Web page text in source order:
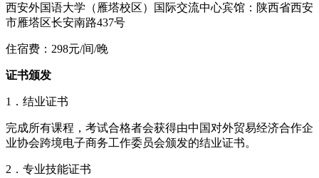
西安外国语大学（雁塔校区）国际交流中心宾馆：陕西省西安
市雁塔区长安南路437号
住宿费：298元/间/晚
证书颁发
1．结业证书
完成所有课程，考试合格者会获得由中国对外贸易经济合作企
业协会跨境电子商务工作委员会颁发的结业证书。
2．专业技能证书